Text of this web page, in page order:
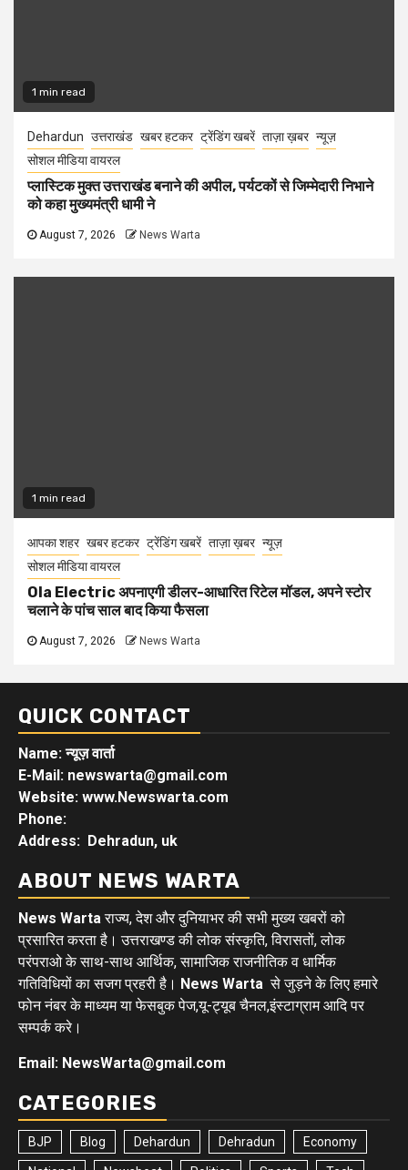
1 min read
Dehardun उत्तराखंड खबर हटकर ट्रेंडिंग खबरें ताज़ा ख़बर न्यूज़
सोशल मीडिया वायरल
प्लास्टिक मुक्त उत्तराखंड बनाने की अपील, पर्यटकों से जिम्मेदारी निभाने
को कहा मुख्यमंत्री धामी ने
August 7, 2026 News Warta
1 min read
आपका शहर खबर हटकर ट्रेंडिंग खबरें ताज़ा ख़बर न्यूज़
सोशल मीडिया वायरल
Ola Electric अपनाएगी डीलर-आधारित रिटेल मॉडल, अपने स्टोर
चलाने के पांच साल बाद किया फैसला
August 7, 2026 News Warta
QUICK CONTACT
Name: न्यूज़ वार्ता
E-Mail: newswarta@gmail.com
Website: www.Newswarta.com
Phone:
Address: Dehradun, uk
ABOUT NEWS WARTA
News Wartaराज्य, देश और दुनियाभर की सभी मुख्य खबरों को
प्रसारित करता है। उत्तराखण्ड की लोक संस्कृति, विरासतों, लोक
परंपराओ के साथ-साथ आर्थिक, सामाजिक राजनीतिक व धार्मिक
गतिविधियों का सजग प्रहरी है। News Warta से जुड़ने के लिए हमारे
फोन नंबर के माध्यम या फेसबुक पेज,यू-ट्यूब चैनल,इंस्टाग्राम आदि पर
सम्पर्क करे।
Email: NewsWarta@gmail.com
CATEGORIES
BJP Blog Dehardun Dehradun Economy